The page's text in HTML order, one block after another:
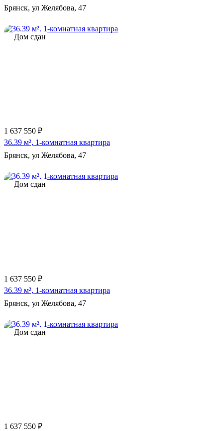
Брянск, ул Желябова, 47
Дом сдан
1 637 550 ₽
36.39 м², 1-комнатная квартира
Брянск, ул Желябова, 47
Дом сдан
1 637 550 ₽
36.39 м², 1-комнатная квартира
Брянск, ул Желябова, 47
Дом сдан
1 637 550 ₽